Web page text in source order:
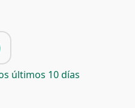
últimos 10 días